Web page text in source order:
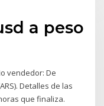
a peso
vendedor: De
Detalles de las
que finaliza.